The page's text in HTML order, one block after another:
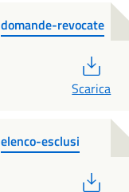
domande-revocate
Scarica
elenco-esclusi